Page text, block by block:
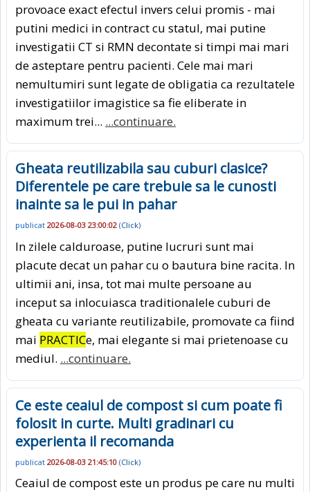
provoace exact efectul invers celui promis - mai
putini medici in contract cu statul, mai putine
investigatii CT si RMN decontate si timpi mai mari
de asteptare pentru pacienti. Cele mai mari
nemultumiri sunt legate de obligatia ca rezultatele
investigatiilor imagistice sa fie eliberate in
maximum trei... ...continuare.
Gheata reutilizabila sau cuburi clasice?
Diferentele pe care trebuie sa le cunosti
inainte sa le pui in pahar
publicat 2026-08-03 23:00:02 (Click)
In zilele calduroase, putine lucruri sunt mai
placute decat un pahar cu o bautura bine racita. In
ultimii ani, insa, tot mai multe persoane au
inceput sa inlocuiasca traditionalele cuburi de
gheata cu variante reutilizabile, promovate ca fiind
mai PRACTICe, mai elegante si mai prietenoase cu
mediul. ...continuare.
Ce este ceaiul de compost si cum poate fi
folosit in curte. Multi gradinari cu
experienta il recomanda
publicat 2026-08-03 21:45:10 (Click)
Ceaiul de compost este un produs pe care nu multi